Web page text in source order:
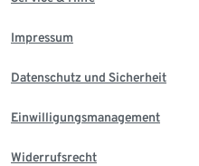
Impressum
Datenschutz und Sicherheit
Einwilligungsmanagement
Widerrufsrecht